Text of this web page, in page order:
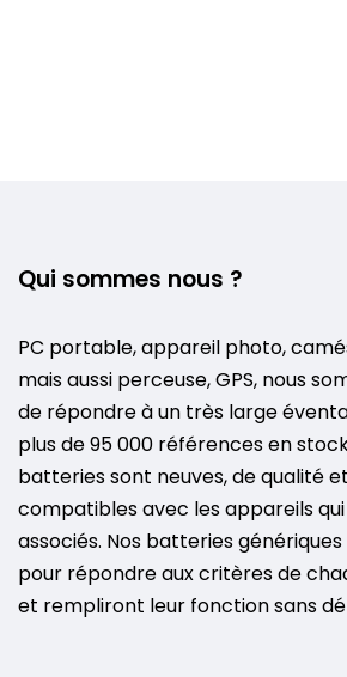
Qui sommes nous ?
PC portable, appareil photo,
mais aussi perceuse, GPS, nous
de répondre à un très large
plus de 95 000 références en
batteries sont neuves, de qualité et
compatibles avec les appareils
associés. Nos batteries
pour répondre aux critères de
et rempliront leur fonction sans